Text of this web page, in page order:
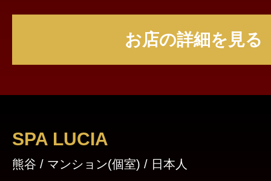
名不可） ※掲載中のみ適用 ※他割引との
プション別途
お店の詳細を見る
SPA LUCIA
熊谷 / マンション(個室) / 日本人